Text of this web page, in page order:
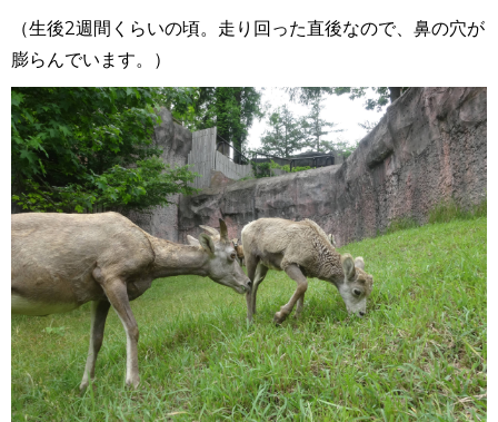
（生後2週間くらいの頃。走り回った直後なので、鼻の穴が
膨らんでいます。）